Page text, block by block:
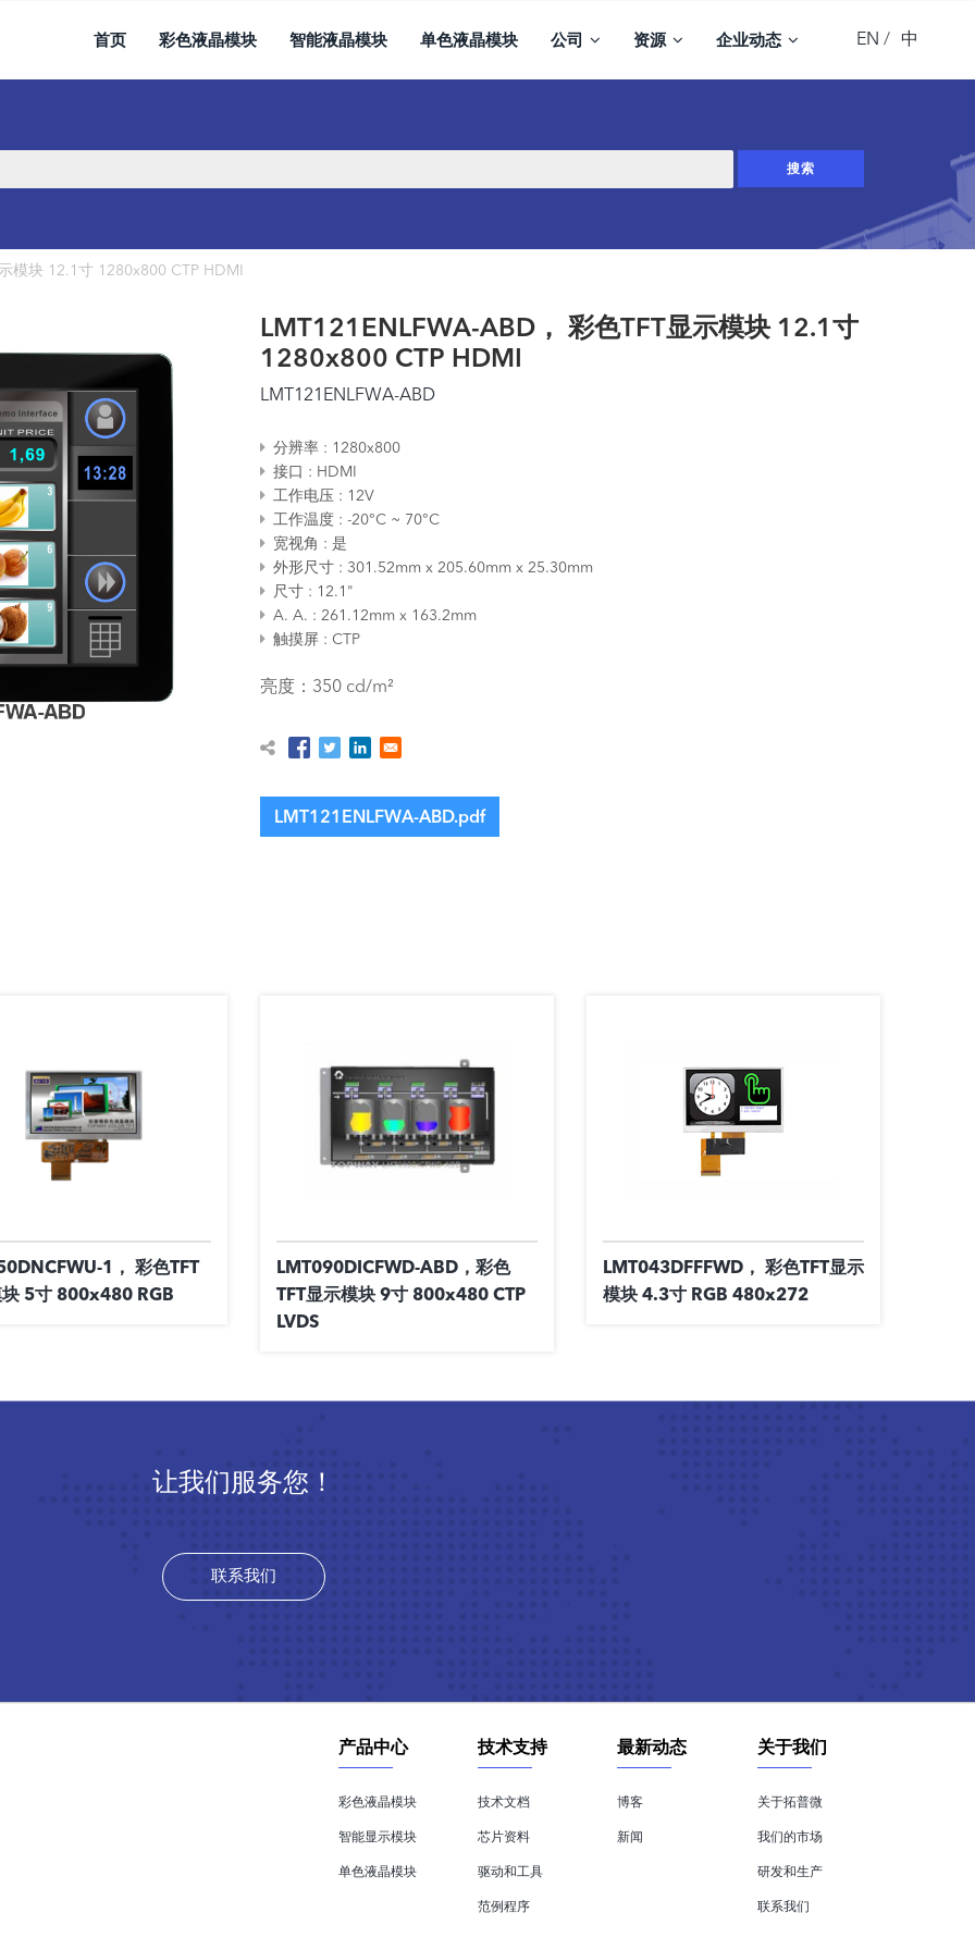
首页 彩色液晶模块 智能液晶模块 单色液晶模块 公司 资源 企业动态 EN 中
模块 12.1寸 1280x800 CTP HDMI
LMT121ENLFWA-ABD， 彩色TFT显示模块 12.1寸
1280x800 CTP HDMI
LMT121ENLFWA-ABD
分辨率
1280x800
接口
HDMI
工作电压
12V
工作温度
-20°C ~ 70°C
宽视角
是
外形尺寸
301.52mm x 205.60mm x 25.30mm
尺寸
12.1"
A. A.
261.12mm x 163.2mm
触摸屏
CTP
亮度：350 cd/m²
LMT121ENLFWA-ABD.pdf
1， 彩色TFT
块 5寸 800x480 RGB
LMT090DICFWD-ABD，彩色
TFT显示模块 9寸 800x480 CTP
LVDS
LMT043DFFFWD， 彩色TFT显示
模块 4.3寸 RGB 480x272
让我们服务您！
联系我们
关于我们
关于拓普微
我们的市场
研发和生产
联系我们
最新动态
博客
新闻
技术支持
技术文档
芯片资料
驱动和工具
范例程序
产品中心
彩色液晶模块
智能显示模块
单色液晶模块